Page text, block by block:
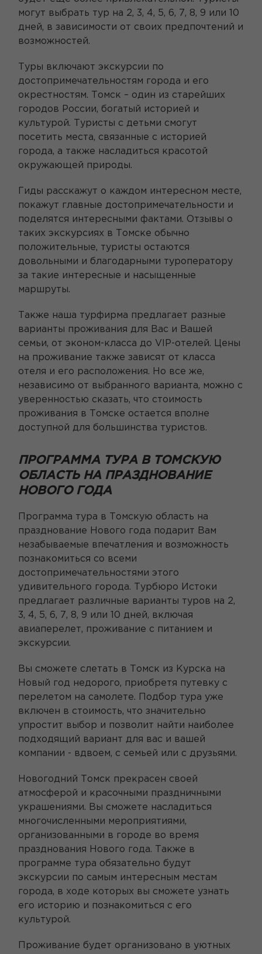
могут выбрать тур на 2, 3, 4, 5, 6, 7, 8, 9 или 10
дней, в зависимости от своих предпочтений и
возможностей.
Туры включают экскурсии по
достопримечательностям города и его
окрестностям. Томск – один из старейших
городов России, богатый историей и
культурой. Туристы с детьми смогут
посетить места, связанные с историей
города, а также насладиться красотой
окружающей природы.
Гиды расскажут о каждом интересном месте,
покажут главные достопримечательности и
поделятся интересными фактами. Отзывы о
таких экскурсиях в Томске обычно
положительные, туристы остаются
довольными и благодарными туроператору
за такие интересные и насыщенные
маршруты.
Также наша турфирма предлагает разные
варианты проживания для Вас и Вашей
семьи, от эконом-класса до VIP-отелей. Цены
на проживание также зависят от класса
отеля и его расположения. Но все же,
независимо от выбранного варианта, можно с
уверенностью сказать, что стоимость
проживания в Томске остается вполне
доступной для большинства туристов.
ПРОГРАММА ТУРА В ТОМСКУЮ
ОБЛАСТЬ НА ПРАЗДНОВАНИЕ
НОВОГО ГОДА
Программа тура в Томскую область на
празднование Нового года подарит Вам
незабываемые впечатления и возможность
познакомиться со всеми
достопримечательностями этого
удивительного города. Турбюро Истоки
предлагает различные варианты туров на 2,
3, 4, 5, 6, 7, 8, 9 или 10 дней, включая
авиаперелет, проживание с питанием и
экскурсии.
Вы сможете слетать в Томск из Курска на
Новый год недорого, приобретя путевку с
перелетом на самолете. Подбор тура уже
включен в стоимость, что значительно
упростит выбор и позволит найти наиболее
подходящий вариант для вас и вашей
компании - вдвоем, с семьей или с друзьями.
Новогодний Томск прекрасен своей
атмосферой и красочными праздничными
украшениями. Вы сможете насладиться
многочисленными мероприятиями,
организованными в городе во время
празднования Нового года. Также в
программе тура обязательно будут
экскурсии по самым интересным местам
города, в ходе которых вы сможете узнать
его историю и познакомиться с его
культурой.
Проживание будет организовано в уютных